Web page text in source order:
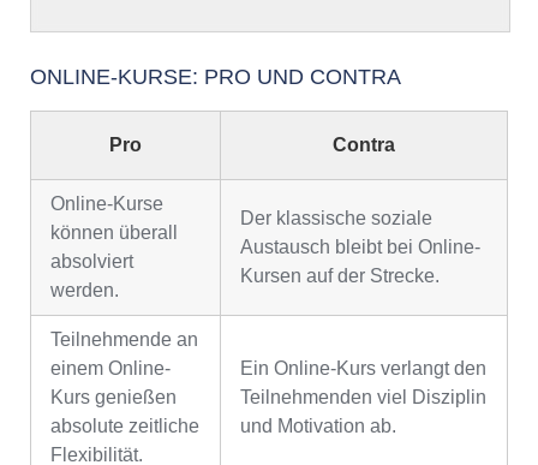
ONLINE-KURSE: PRO UND CONTRA
Pro Contra
Online-Kurse
können überall
absolviert
werden.
Der klassische soziale
Austausch bleibt bei Online-
Kursen auf der Strecke.
Teilnehmende an
einem Online-
Kurs genießen
absolute zeitliche
Flexibilität.
Ein Online-Kurs verlangt den
Teilnehmenden viel Disziplin
und Motivation ab.